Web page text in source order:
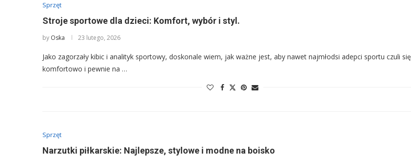
Sprzęt
Stroje sportowe dla dzieci: Komfort, wybór i styl.
by Oska 23 lutego, 2026
Jako zagorzały kibic i analityk sportowy, doskonale wiem, jak ważne jest, aby nawet najmłodsi adepci sportu czuli się
komfortowo i pewnie na …
Sprzęt
Narzutki piłkarskie: Najlepsze, stylowe i modne na boisko